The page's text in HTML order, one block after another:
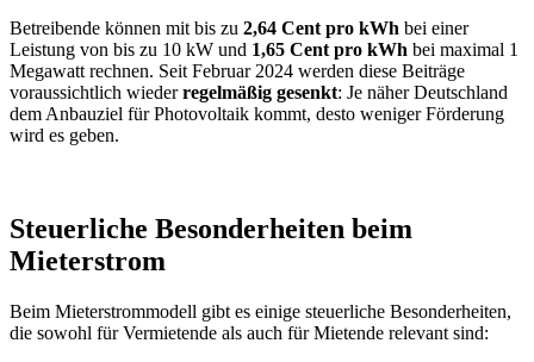
Betreibende können mit bis zu 2,64 Cent pro kWh bei einer
Leistung von bis zu 10 kW und 1,65 Cent pro kWh bei maximal 1
Megawatt rechnen. Seit Februar 2024 werden diese Beiträge
voraussichtlich wiederregelmäßig gesenkt: Je näher Deutschland
dem Anbauziel für Photovoltaik kommt, desto weniger Förderung
wird es geben.
Steuerliche Besonderheiten beim
Mieterstrom
Beim Mieterstrommodell gibt es einige steuerliche Besonderheiten,
die sowohl für Vermietende als auch für Mietende relevant sind: